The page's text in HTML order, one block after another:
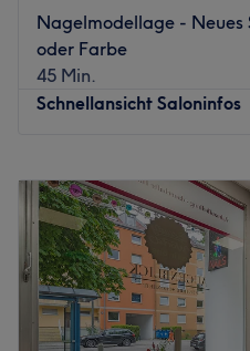
Nagelmodellage - Neues
oder Farbe
45 Min.
Schnellansicht Saloninfos
Dienstag
Mittwoch
Donnerstag
Freitag
Samstag
Sonntag